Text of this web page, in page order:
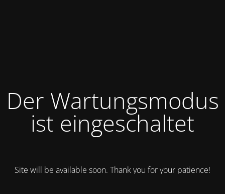
Der Wartungsmodus
ist eingeschaltet
Site will be available soon. Thank you for your patience!